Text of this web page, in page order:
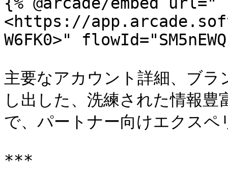
<https://
W6FK0>"
主要なアカウント詳細、ブ
し出した、洗練された情報
で、パートナー向けエクス
***